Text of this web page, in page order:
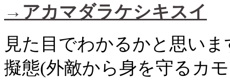
→アカマダラケシキスイ
見た目でわかるかと思いま
擬態(外敵から身を守るカ